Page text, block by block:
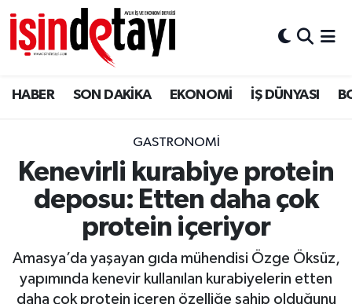
HABER SON DAKİKA EKONOMİ İŞ DÜNYASI
GASTRONOMİ
Kenevirli kurabiye protein
deposu: Etten daha çok
protein içeriyor
Amasya’da yaşayan gıda mühendisi Özge Öksüz,
yapımında kenevir kullanılan kurabiyelerin etten
daha çok protein içeren özelliğe sahip olduğunu
DÜNYA
Eğitim
ENERJİ HABERİ
GAYRİMENKUL
HABER
LOJİSTİK
Nöbetçi Eczaneler
Hava Durumu
İstanbul Namaz Vakitleri
Trafik Durumu
Süper Lig Puan Durumu ve Fikstür
Tüm Manşetler
Son Dakika Haberleri